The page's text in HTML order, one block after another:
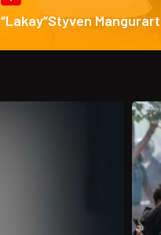
“Lakay”Styven Mangurart